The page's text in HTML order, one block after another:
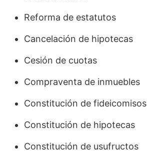
Reforma de estatutos
Cancelación de hipotecas
Cesión de cuotas
Compraventa de inmuebles
Constitución de fideicomisos
Constitución de hipotecas
Constitución de usufructos